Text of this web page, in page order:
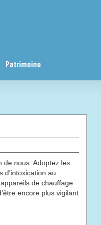
Patrimoine
de nous. Adoptez les
d’intoxication au
de chauffage.
encore plus vigilant